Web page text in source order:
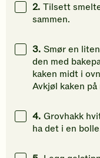
2. Tilsett
sammen.
3. Smør en
den med
kaken midt i
Avkjøl kaken
4. Grovhakk
ha det i en